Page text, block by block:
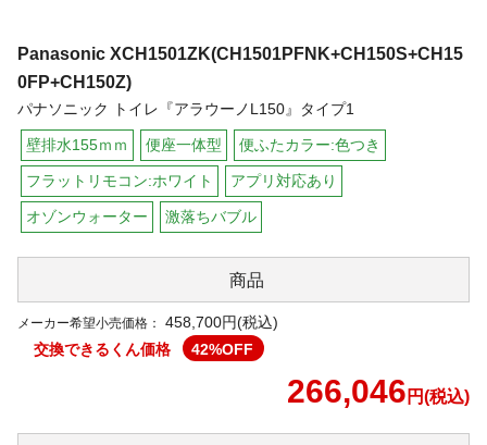
Panasonic XCH1501ZK(CH1501PFNK+CH150S+CH15
0FP+CH150Z)
パナソニック トイレ『アラウーノL150』タイプ1
壁排水155ｍｍ 便座一体型 便ふたカラー:色つき
フラットリモコン:ホワイト アプリ対応あり
オゾンウォーター 激落ちバブル
商品
メーカー希望小売価格：
458,700円(税込)
交換できるくん価格
42%OFF
266,046 円(税込)